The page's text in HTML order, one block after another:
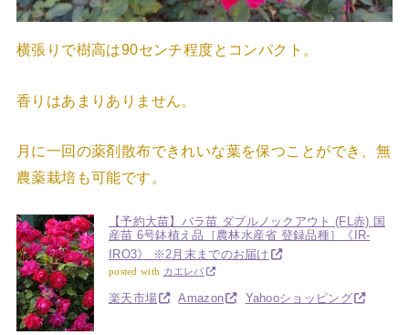
横張りで樹高は90センチ程度とコンパクト。
香りはあまりありません。
月に一回の薬剤散布できれいな葉を保つことができ、無
農薬栽培も可能です。
【予約大苗】バラ苗 ダブルノックアウト (FL赤) 国
産苗 6号鉢植え品［農林水産省 登録品種］《IR-
IRO3》 ※2月末までのお届け
posted with カエレバ
楽天市場 Amazon Yahooショッピング